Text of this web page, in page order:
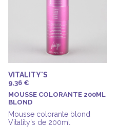
VITALITY'S
9,36 €
MOUSSE COLORANTE 200ML
BLOND
Mousse colorante blond
Vitality's de 200ml